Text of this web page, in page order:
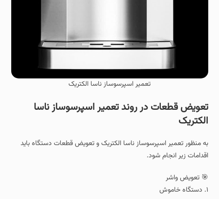
تعمیر اسپرسوساز ناسا الکتریک
تعویض قطعات در روند تعمیر اسپرسوساز ناسا
الکتریک
به منظور تعمیر اسپرسوساز ناسا الکتریک و تعویض قطعات دستگاه باید
اقدامات زیر انجام شود.
🎯 تعویض واشر
۱. دستگاه خاموش